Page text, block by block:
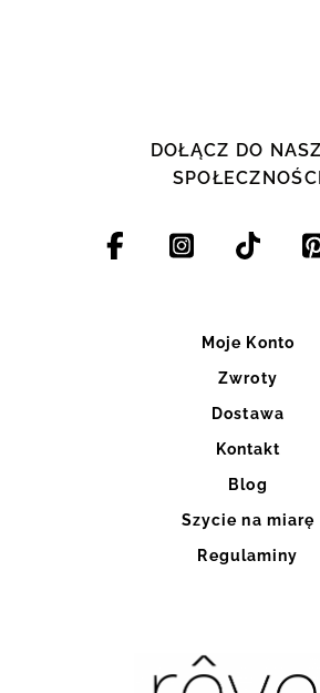
DOŁĄCZ DO
SPOŁECZNOŚCI
Moje Konto
Zwroty
Dostawa
Kontakt
Blog
Szycie na miarę
Regulaminy